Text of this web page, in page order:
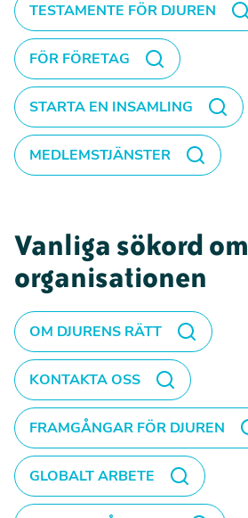
TESTAMENTE FÖR DJUREN
FÖR FÖRETAG
STARTA EN INSAMLING
MEDLEMSTJÄNSTER
Vanliga sökord om
organisationen
OM DJURENS RÄTT
KONTAKTA OSS
FRAMGÅNGAR FÖR DJUREN
GLOBALT ARBETE